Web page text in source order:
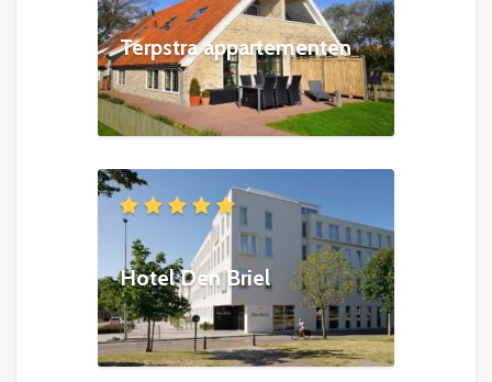
Terpstra appartementen
Hotel Den Briel